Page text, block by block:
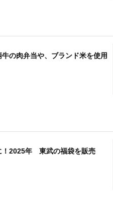
の肉弁当や、ブランド米を使用
！2025年 東武の福袋を販売